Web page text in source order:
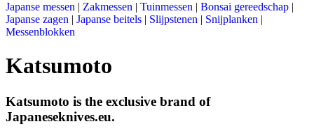
Japanse messen | Zakmessen | Tuinmessen | Bonsai gereedschap |
Japanse zagen | Japanse beitels | Slijpstenen | Snijplanken |
Messenblokken
Katsumoto
Katsumoto is the exclusive brand of
Japaneseknives.eu.